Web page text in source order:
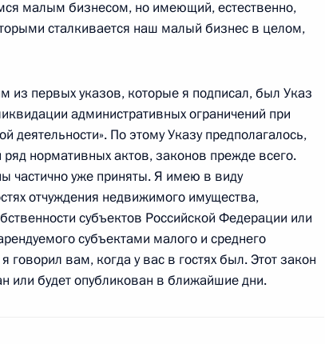
для малого и среднего
Правительства
российских судов в Шанхае
Председателя
малым бизнесом, но имеющий, естественно,
сталкивается наш малый бизнес в целом,
из первых указов, которые я подписал, был Указ
административных ограничений при
деятельности». По этому Указу предполагалось,
нормативных актов, законов прежде всего.
частично уже приняты. Я имею в виду
отчуждения недвижимого имущества,
субъектов Российской Федерации или
субъектами малого и среднего
говорил вам, когда у вас в гостях был. Этот закон
или будет опубликован в ближайшие дни.